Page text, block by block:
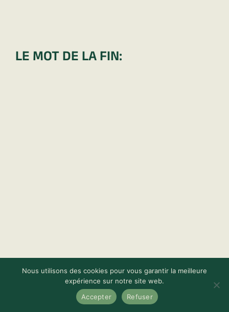
LE MOT DE LA FIN:
Avec Intan, ma petite préférée.
Nous utilisons des cookies pour vous garantir la meilleure
expérience sur notre site web.
Accepter
Refuser